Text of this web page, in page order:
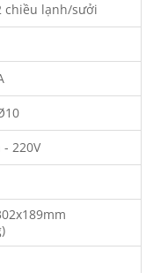
chiều lạnh/sưởi
- 220V